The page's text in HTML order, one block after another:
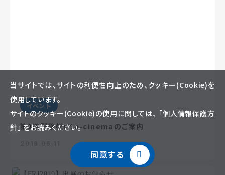
イベント
第2回肥後橋rita-cinemaのご案内
当サイトでは、サイトの利便性向上のため、クッキー(Cookie)を
使用しています。
サイトのクッキー(Cookie)の使用に関しては、 「個人情報保護方
針」 をお読みください。
同意する